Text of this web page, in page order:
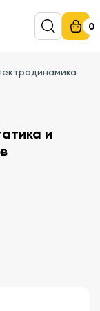
0
и